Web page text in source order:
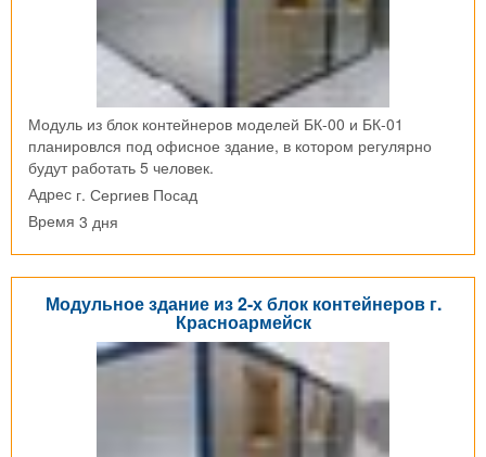
Модуль из блок контейнеров моделей БК-00 и БК-01
планировлся под офисное здание, в котором регулярно
будут работать 5 человек.
Адрес г. Сергиев Посад
Время 3 дня
Модульное здание из 2-х блок контейнеров г.
Красноармейск